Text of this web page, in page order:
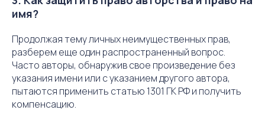
имя?
Продолжая тему личных неимущественных прав,
разберем еще один распространенный вопрос.
Часто авторы, обнаружив свое произведение без
указания имени или с указанием другого автора,
пытаются применить статью 1301 ГК РФ и получить
компенсацию.